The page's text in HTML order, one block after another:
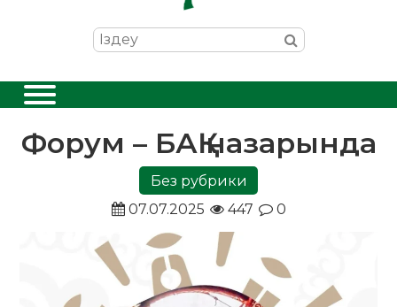
Форум – БАҚ назарында
Без рубрики
07.07.2025
447 0